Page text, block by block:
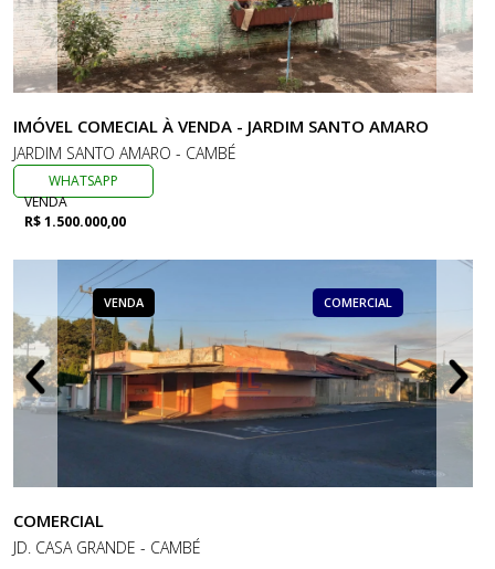
IMÓVEL COMECIAL À VENDA - JARDIM SANTO AMARO
JARDIM SANTO AMARO - CAMBÉ
WHATSAPP
VENDA
R$ 1.500.000,00
VENDA COMERCIAL
COMERCIAL
JD. CASA GRANDE - CAMBÉ